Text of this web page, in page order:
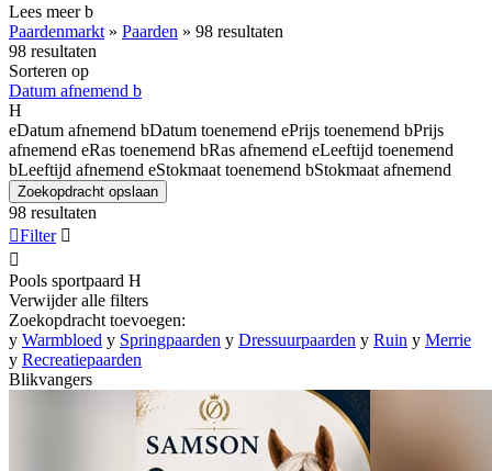
Lees meerb
Paardenmarkt » Paarden » 98 resultaten
98 resultaten
Sorteren op
Datum afnemend b
H
eDatum afnemend bDatum toenemend ePrijs toenemend bPrijs
afnemend eRas toenemend bRas afnemend eLeeftijd toenemend
bLeeftijd afnemend eStokmaat toenemend bStokmaat afnemend
Zoekopdracht opslaan
98 resultaten
Filter 

Pools sportpaard H
Verwijder alle filters
Zoekopdracht toevoegen:
y Warmbloed y Springpaarden y Dressuurpaarden y Ruin y Merrie
y Recreatiepaarden
Blikvangers